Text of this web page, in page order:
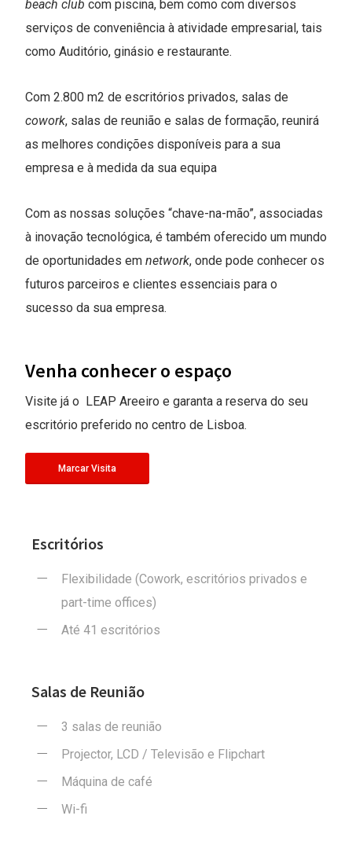
beach club com piscina, bem como com diversos
serviços de conveniência à atividade empresarial, tais
como Auditório, ginásio e restaurante.
Com 2.800 m2 de escritórios privados, salas de
cowork, salas de reunião e salas de formação, reunirá
as melhores condições disponíveis para a sua
empresa e à medida da sua equipa
Com as nossas soluções “chave-na-mão”, associadas
à inovação tecnológica, é também oferecido um mundo
de oportunidades em network, onde pode conhecer os
futuros parceiros e clientes essenciais para o
sucesso da sua empresa.
Venha conhecer o espaço
Visite já o LEAP Areeiro e garanta a reserva do seu
escritório preferido no centro de Lisboa.
Marcar Visita
Escritórios
Flexibilidade (Cowork, escritórios privados e
part-time offices)
Até 41 escritórios
Salas de Reunião
3 salas de reunião
Projector, LCD / Televisão e Flipchart
Máquina de café
Wi-fi